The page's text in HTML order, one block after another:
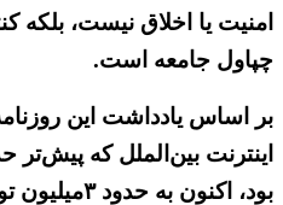
امنیت یا اخلاق نیست، بلکه
چپاول جامعه است.
بود، اکنون